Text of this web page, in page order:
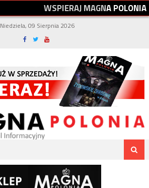
WSPIERAJMAGNAPOLONIA
Niedziela, 09 Sierpnia 2026